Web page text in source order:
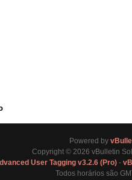
Powered by
Copyright © 2026 vBulletin
User Tagging v3.2.6 (Pro) -
Todos horários são